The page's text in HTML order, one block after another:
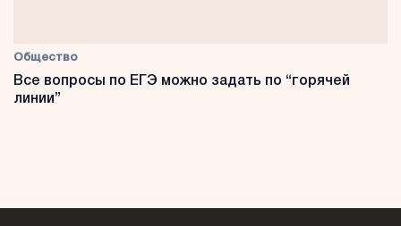
Общество
Все вопросы по ЕГЭ можно задать по “горячей
линии”